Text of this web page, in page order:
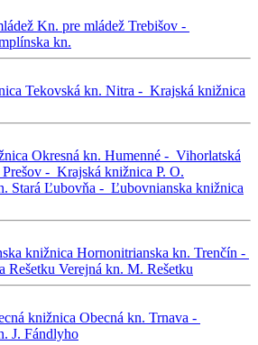
Kn. pre mládež Trebišov -
kn.
Tekovská kn. Nitra - Krajská knižnica
Okresná kn. Humenné - Vihorlatská
Prešov - Krajská knižnica P. O.
Stará Ľubovňa - Ľubovnianska knižnica
knižnica Hornonitrianska kn. Trenčín -
Rešetku Verejná kn. M. Rešetku
knižnica Obecná kn. Trnava -
J. Fándlyho